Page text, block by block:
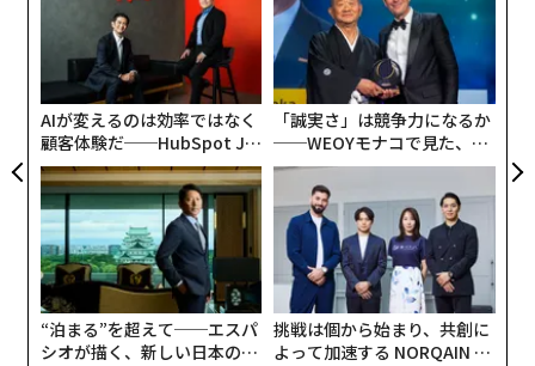
AIが変えるのは効率ではなく
顧客体験だ──HubSpot Ja
panが語る「Grow Better」
な組織のつくり方
「誠実さ」は競争力になるか
──WEOYモナコで見た、く
ら寿司の経営哲学
“泊まる”を超えて──エスパ
シオが描く、新しい日本のラ
挑戦は個から始まり、共創に
よって加速する NORQAIN JA